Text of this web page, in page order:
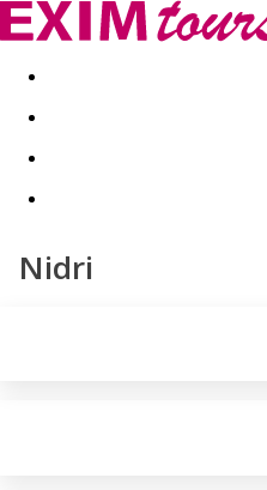
Akční nabídky Last minute
Nidri